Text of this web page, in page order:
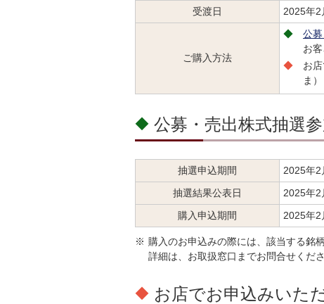
受渡日
2025年2
ご購入方法
公
お客
お
ま）
公募・売出株式抽選
抽選申込期間
2025年2
抽選結果公表日
2025年2
購入申込期間
2025年
※ 購入のお申込みの際には、該当する銘
詳細は、お取扱窓口までお問合せくださ
お店でお申込みいた